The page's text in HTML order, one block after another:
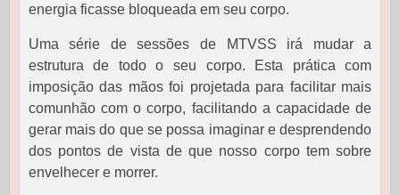
energia ficasse bloqueada em seu corpo.
Uma série de sessões de MTVSS irá mudar a
estrutura de todo o seu corpo. Esta prática com
imposição das mãos foi projetada para facilitar mais
comunhão com o corpo, facilitando a capacidade de
gerar mais do que se possa imaginar e desprendendo
dos pontos de vista de que nosso corpo tem sobre
envelhecer e morrer.